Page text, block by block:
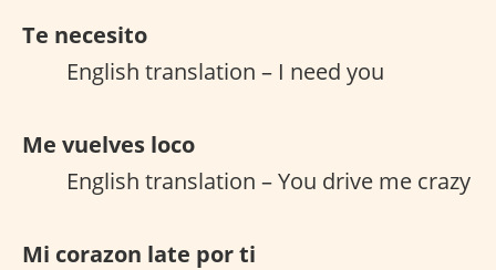
Te necesito
English translation – I need you
Me vuelves loco
English translation – You drive me crazy
Mi corazon late por ti